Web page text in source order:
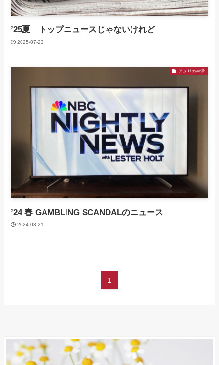
’25夏 トップニュースじゃないけれど
2025-07-23
アメリカ生活
’24 春 GAMBLING SCANDALのニュース
2024-03-21
1